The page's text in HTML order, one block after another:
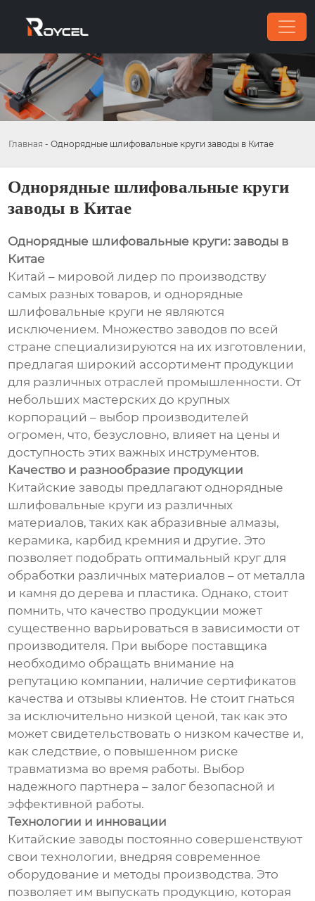
Главная - Однорядные шлифовальные круги заводы в Китае
Однорядные шлифовальные круги
заводы в Китае
Однорядные шлифовальные круги: заводы в
Китае
Китай – мировой лидер по производству
самых разных товаров, и однорядные
шлифовальные круги не являются
исключением. Множество заводов по всей
стране специализируются на их изготовлении,
предлагая широкий ассортимент продукции
для различных отраслей промышленности. От
небольших мастерских до крупных
корпораций – выбор производителей
огромен, что, безусловно, влияет на цены и
доступность этих важных инструментов.
Качество и разнообразие продукции
Китайские заводы предлагают однорядные
шлифовальные круги из различных
материалов, таких как абразивные алмазы,
керамика, карбид кремния и другие. Это
позволяет подобрать оптимальный круг для
обработки различных материалов – от металла
и камня до дерева и пластика. Однако, стоит
помнить, что качество продукции может
существенно варьироваться в зависимости от
производителя. При выборе поставщика
необходимо обращать внимание на
репутацию компании, наличие сертификатов
качества и отзывы клиентов. Не стоит гнаться
за исключительно низкой ценой, так как это
может свидетельствовать о низком качестве и,
как следствие, о повышенном риске
травматизма во время работы. Выбор
надежного партнера – залог безопасной и
эффективной работы.
Технологии и инновации
Китайские заводы постоянно совершенствуют
свои технологии, внедряя современное
оборудование и методы производства. Это
позволяет им выпускать продукцию, которая